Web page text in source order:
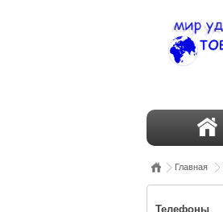
Главная
Телефоны